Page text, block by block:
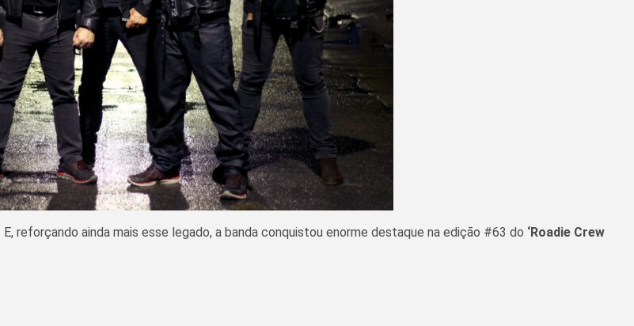
reforçando ainda mais esse legado, a banda conquistou enorme destaque na edição #63 do ‘Roadie Crew